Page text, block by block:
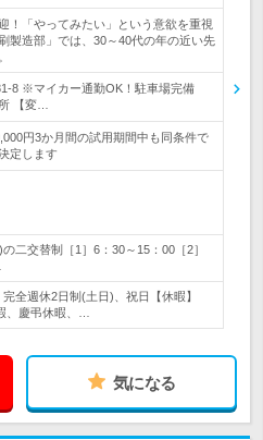
！「やってみたい」という意欲を重視
製造部」では、30～40代の年の近い先
8 ※マイカー通勤OK！駐車場完備
【変…
円3か月間の試用期間中も同条件で
定します
二交替制［1］6：30～15：00［2］
全週休2日制(土日)、祝日【休暇】
、慶弔休暇、…
気になる